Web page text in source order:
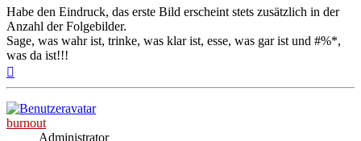
Habe den Eindruck, das erste Bild erscheint stets zusätzlich in der
Anzahl der Folgebilder.
Sage, was wahr ist, trinke, was klar ist, esse, was gar ist und #%*,
was da ist!!!
burnout
Administrator